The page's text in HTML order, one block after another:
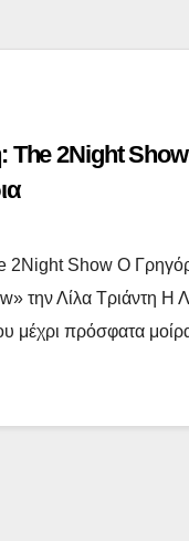
The 2Night
2Night Show Ο
την Λίλα Τριάντη Η
μέχρι πρόσφατα